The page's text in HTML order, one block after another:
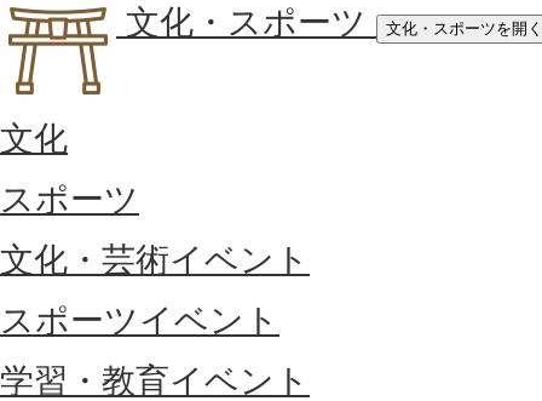
文化・スポーツ
文化・スポーツを開く
文化
スポーツ
文化・芸術イベント
スポーツイベント
学習・教育イベント